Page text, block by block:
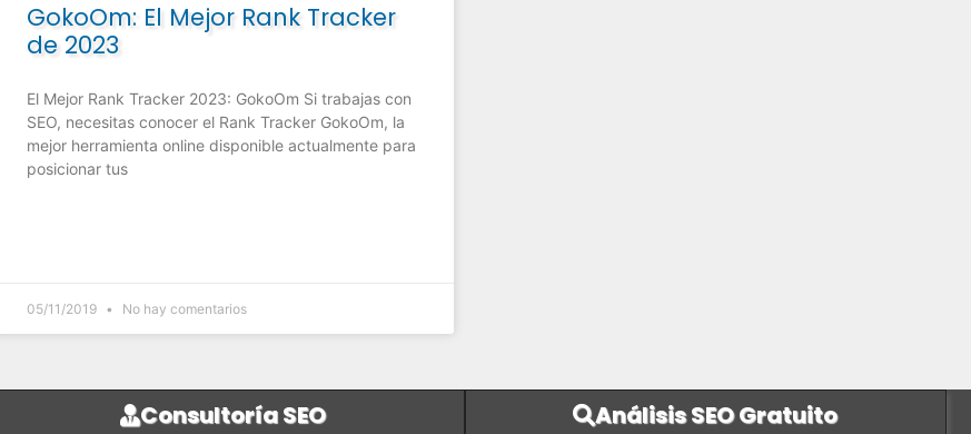
GokoOm: El Mejor Rank Tracker
de 2023
El Mejor Rank Tracker 2023: GokoOm Si trabajas con
SEO, necesitas conocer el Rank Tracker GokoOm, la
mejor herramienta online disponible actualmente para
posicionar tus
05/11/2019 No hay comentarios
Consultoría SEO Análisis SEO Gratuito